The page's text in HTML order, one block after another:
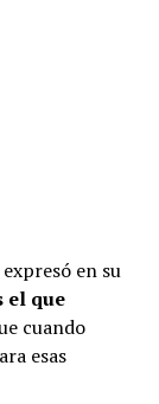
en su
el que
cuando
esas